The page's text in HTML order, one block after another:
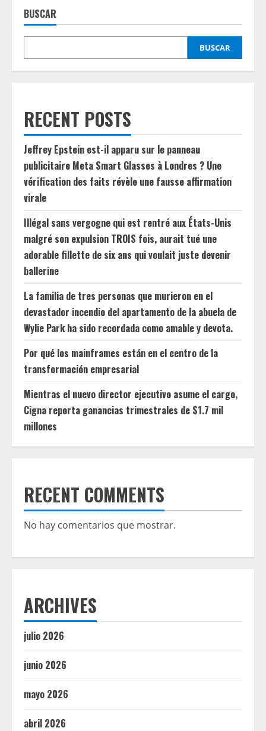
BUSCAR
BUSCAR
RECENT POSTS
Jeffrey Epstein est-il apparu sur le panneau
publicitaire Meta Smart Glasses à Londres ? Une
vérification des faits révèle une fausse affirmation
virale
Illégal sans vergogne qui est rentré aux États-Unis
malgré son expulsion TROIS fois, aurait tué une
adorable fillette de six ans qui voulait juste devenir
ballerine
La familia de tres personas que murieron en el
devastador incendio del apartamento de la abuela de
Wylie Park ha sido recordada como amable y devota.
Por qué los mainframes están en el centro de la
transformación empresarial
Mientras el nuevo director ejecutivo asume el cargo,
Cigna reporta ganancias trimestrales de $1.7 mil
millones
RECENT COMMENTS
No hay comentarios que mostrar.
ARCHIVES
julio 2026
junio 2026
mayo 2026
abril 2026